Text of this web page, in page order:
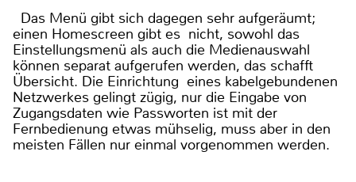
Das Menü gibt sich dagegen sehr aufgeräumt;
einen Homescreen gibt es nicht, sowohl das
Einstellungsmenü als auch die Medienauswahl
können separat aufgerufen werden, das schafft
Übersicht. Die Einrichtung eines kabelgebundenen
Netzwerkes gelingt zügig, nur die Eingabe von
Zugangsdaten wie Passworten ist mit der
Fernbedienung etwas mühselig, muss aber in den
meisten Fällen nur einmal vorgenommen werden.